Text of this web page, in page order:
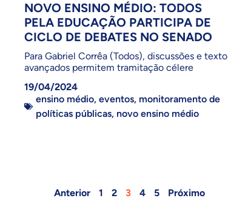
NOVO ENSINO MÉDIO: TODOS
PELA EDUCAÇÃO PARTICIPA DE
CICLO DE DEBATES NO SENADO
Para Gabriel Corrêa (Todos), discussões e texto
avançados permitem tramitação célere
19/04/2024
ensino médio, eventos, monitoramento de
políticas públicas, novo ensino médio
Anterior 1 2 3 4 5 Próximo